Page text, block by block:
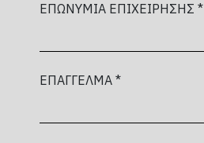
ΕΠΩΝΥΜΙΑ ΕΠΙΧΕΙΡΗΣΗΣ *
ΕΠΑΓΓΕΛΜΑ *